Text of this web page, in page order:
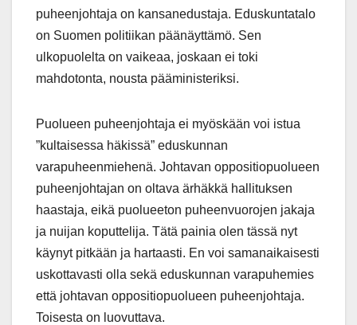
puheenjohtaja on kansanedustaja. Eduskuntatalo
on Suomen politiikan päänäyttämö. Sen
ulkopuolelta on vaikeaa, joskaan ei toki
mahdotonta, nousta pääministeriksi.
Puolueen puheenjohtaja ei myöskään voi istua
”kultaisessa häkissä” eduskunnan
varapuheenmiehenä. Johtavan oppositiopuolueen
puheenjohtajan on oltava ärhäkkä hallituksen
haastaja, eikä puolueeton puheenvuorojen jakaja
ja nuijan koputtelija. Tätä painia olen tässä nyt
käynyt pitkään ja hartaasti. En voi samanaikaisesti
uskottavasti olla sekä eduskunnan varapuhemies
että johtavan oppositiopuolueen puheenjohtaja.
Toisesta on luovuttava.